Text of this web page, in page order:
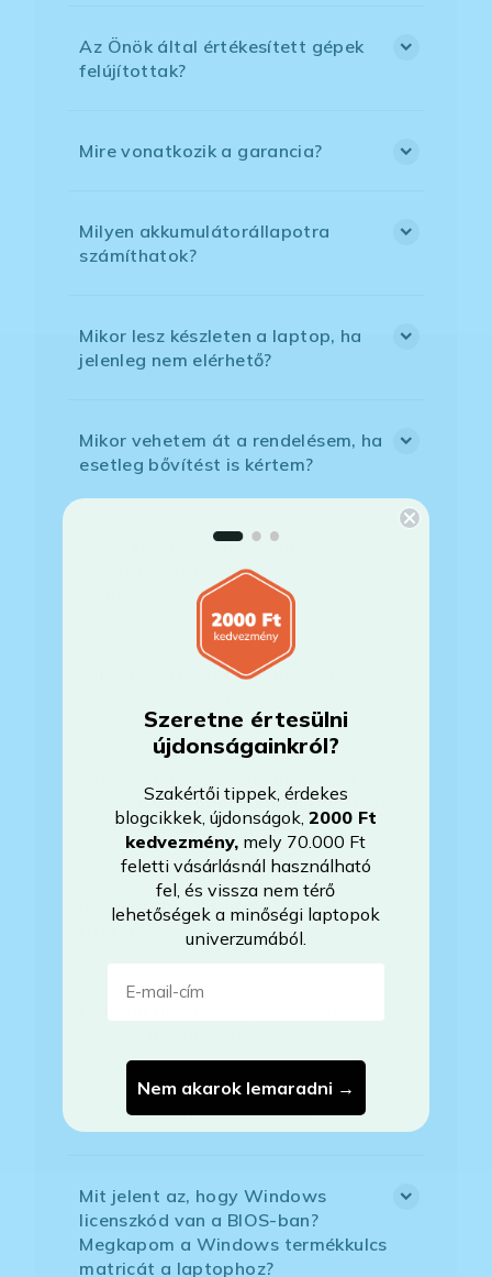
Az Önök által értékesített gépek
felújítottak?
Mire vonatkozik a garancia?
Milyen akkumulátorállapotra
számíthatok?
Mikor lesz készleten a laptop, ha
jelenleg nem elérhető?
Mikor vehetem át a rendelésem, ha
esetleg bővítést is kértem?
Mikor kapom meg a házhoz
szállítással megrendelt
Milyen szoftverek vannak előre
kiosztású európai/külföldi kiosztású
a billentyűzet?
Bankkártyával tudok Önöknél
Áfás számlát tudnak adni?
Mit jelent az, hogy Windows
licenszkód van a BIOS-ban?
Megkapom a Windows termékkulcs
matricát a laptophoz?
Szeretne értesülni
újdonságainkról?
Szakértői tippek, érdekes
blogcikkek, újdonságok,2000 Ft
kedvezmény, mely 70.000 Ft
feletti vásárlásnál használható
fel, és vissza nem térő
lehetőségek a minőségi laptopok
univerzumából.
Nem akarok lemaradni →